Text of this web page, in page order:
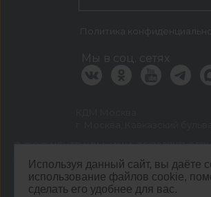
Используя данный сайт, вы даёте
использование файлов cookie,
сделать его удобнее для вас.
Политика
Мы в соц. сетях
©ООО ЦЕНТР КДМ. ИНН: 3661037157 ОГРН:
Разработка сайта —«Сибирикс»